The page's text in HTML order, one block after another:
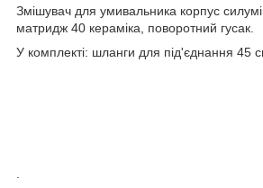
Змішувач для умивальника корпус
матридж 40 кераміка, поворотний гусак.
У комплекті: шланги для під'єднання 45